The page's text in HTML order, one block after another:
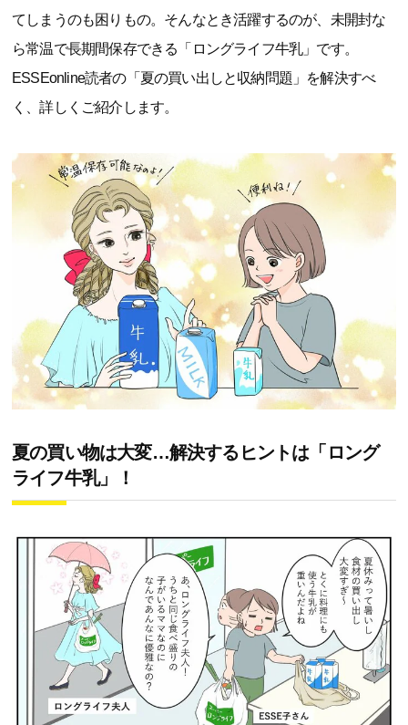
てしまうのも困りもの。そんなとき活躍するのが、未開封な
ら常温で長期間保存できる「ロングライフ牛乳」です。
ESSEonline読者の「夏の買い出しと収納問題」を解決すべ
く、詳しくご紹介します。
夏の買い物は大変…解決するヒントは「ロング
ライフ牛乳」！